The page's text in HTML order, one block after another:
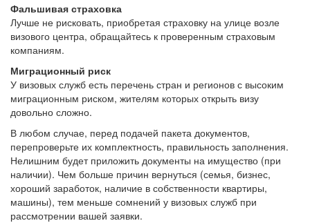
Фальшивая страховка
Лучше не рисковать, приобретая страховку на улице возле
визового центра, обращайтесь к проверенным страховым
компаниям.
Миграционный риск
У визовых служб есть перечень стран и регионов с высоким
миграционным риском, жителям которых открыть визу
довольно сложно.
В любом случае, перед подачей пакета документов,
перепроверьте их комплектность, правильность заполнения.
Нелишним будет приложить документы на имущество (при
наличии). Чем больше причин вернуться (семья, бизнес,
хороший заработок, наличие в собственности квартиры,
машины), тем меньше сомнений у визовых служб при
рассмотрении вашей заявки.